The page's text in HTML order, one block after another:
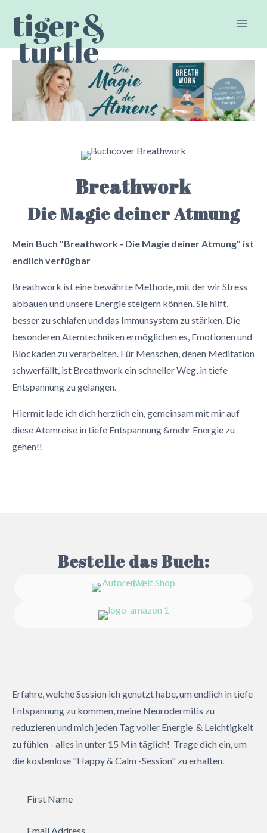
content
Breathwork
Die Magie deiner Atmung
Mein Buch "Breathwork - Die Magie deiner Atmung" ist
endlich verfügbar
Breathwork ist eine bewährte Methode, mit der wir Stress
abbauen und unsere Energie steigern können. Sie hilft,
besser zu schlafen und das Immunsystem zu stärken. Die
besonderen Atemtechniken ermöglichen es, Emotionen und
Blockaden zu verarbeiten. Für Menschen, denen Meditation
schwerfällt, ist Breathwork ein schneller Weg, in tiefe
Entspannung zu gelangen.
Hiermit lade ich dich herzlich ein, gemeinsam mit mir auf
diese Atemreise in tiefe Entspannung &mehr Energie zu
gehen!!
Bestelle das Buch:
Erfahre, welche Session ich genutzt habe, um endlich in tiefe
Entspannung zu kommen, meine Neurodermitis zu
reduzieren und mich jeden Tag voller Energie & Leichtigkeit
zu fühlen - alles in unter 15 Min täglich! Trage dich ein, um
die kostenlose "Happy & Calm -Session" zu erhalten.